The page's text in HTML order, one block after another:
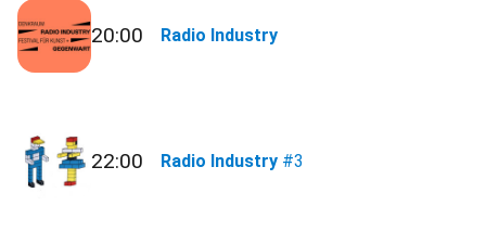
20:00 Radio Industry
22:00 Radio Industry #3